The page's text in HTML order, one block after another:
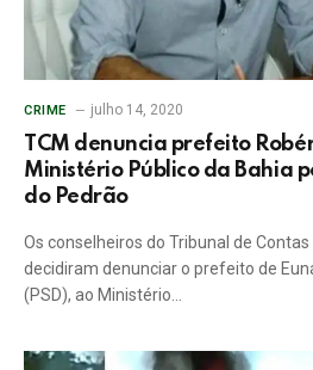
CRIME julho 14, 2020
TCM denuncia prefeito
Ministério Público da Bahia
do Pedrão
Os conselheiros do Tribunal de
decidiram denunciar o prefeito de
(PSD), ao Ministério…